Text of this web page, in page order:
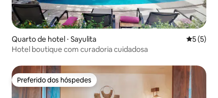
Quarto de hotel ⋅ Sayulita 5 de
5 (5)
Hotel boutique com curadoria cuidadosa
Preferido dos hóspedes
Preferido dos hóspedes